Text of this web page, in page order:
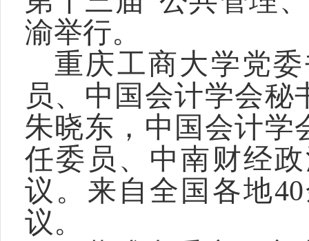
渝举行。
重庆工商大学党
员、中国会计学会
朱晓东，中国会计学
任委员、中南财经
议。来自全国各地
议。